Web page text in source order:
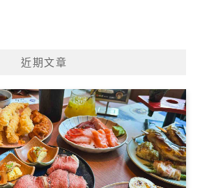
近期文章